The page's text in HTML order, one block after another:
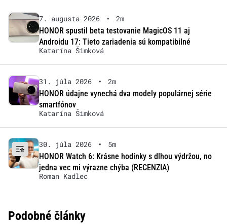
7. augusta 2026 •
2m
HONOR spustil beta testovanie MagicOS 11 aj
Androidu 17: Tieto zariadenia sú kompatibilné
Katarína Šimková
31. júla 2026 •
2m
HONOR údajne vynechá dva modely populárnej série
smartfónov
Katarína Šimková
30. júla 2026 •
5m
HONOR Watch 6: Krásne hodinky s dlhou výdržou, no
jedna vec mi výrazne chýba (RECENZIA)
Roman Kadlec
Podobné články